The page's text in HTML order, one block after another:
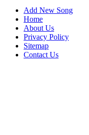
Add New Song
Home
About Us
Privacy Policy
Sitemap
Contact Us